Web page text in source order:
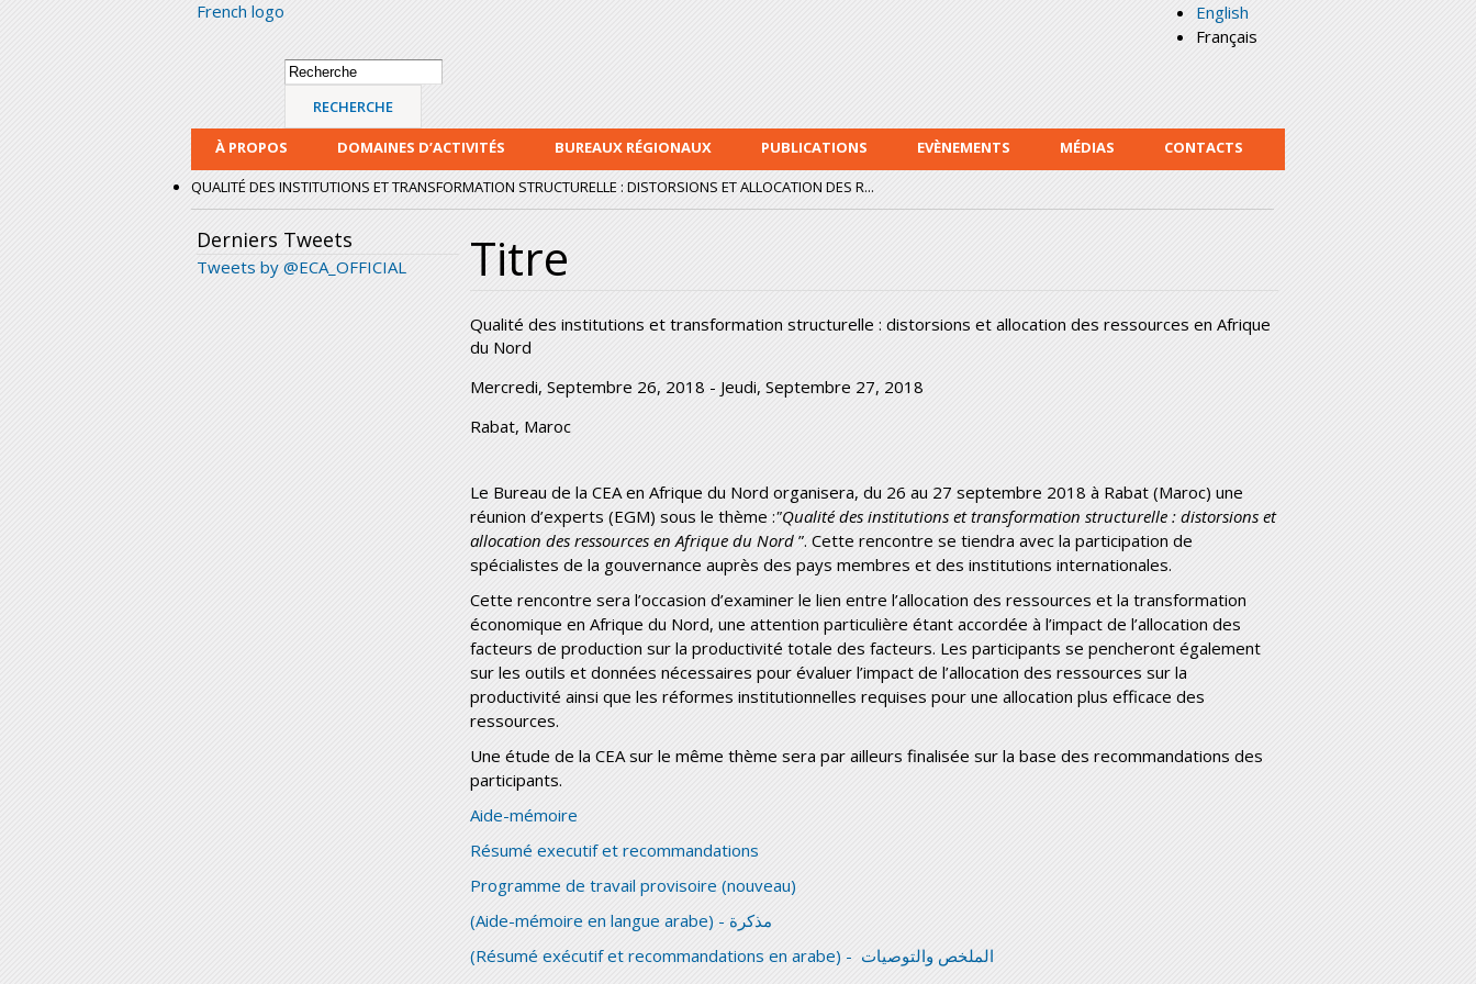
French logo
English
Français
Formulaire de
recherche
Recherche
À PROPOS DOMAINES D’ACTIVITÉS BUREAUX RÉGIONAUX PUBLICATIONS EVÈNEMENTS MÉDIAS
CONTACTS
QUALITÉ DES INSTITUTIONS ET TRANSFORMATION STRUCTURELLE : DISTORSIONS ET ALLOCATION DES R...
Derniers Tweets
Tweets by @ECA_OFFICIAL Titre
Qualité des institutions et transformation structurelle : distorsions et allocation des ressources en Afrique
du Nord
Mercredi, Septembre 26, 2018 - Jeudi, Septembre 27, 2018
Rabat, Maroc
Le Bureau de la CEA en Afrique du Nord organisera, du 26 au 27 septembre 2018 à Rabat (Maroc) une
réunion d’experts (EGM) sous le thème :"Qualité des institutions et transformation structurelle : distorsions et
allocation des ressources en Afrique du Nord ”. Cette rencontre se tiendra avec la participation de
spécialistes de la gouvernance auprès des pays membres et des institutions internationales.
Cette rencontre sera l’occasion d’examiner le lien entre l’allocation des ressources et la transformation
économique en Afrique du Nord, une attention particulière étant accordée à l’impact de l’allocation des
facteurs de production sur la productivité totale des facteurs. Les participants se pencheront également
sur les outils et données nécessaires pour évaluer l’impact de l’allocation des ressources sur la
productivité ainsi que les réformes institutionnelles requises pour une allocation plus efficace des
ressources.
Une étude de la CEA sur le même thème sera par ailleurs finalisée sur la base des recommandations des
participants.
Aide-mémoire
Résumé executif et recommandations
Programme de travail provisoire (nouveau)
(Aide-mémoire en langue arabe) - مذكرة
(Résumé exécutif et recommandations en arabe) - الملخص والتوصيات